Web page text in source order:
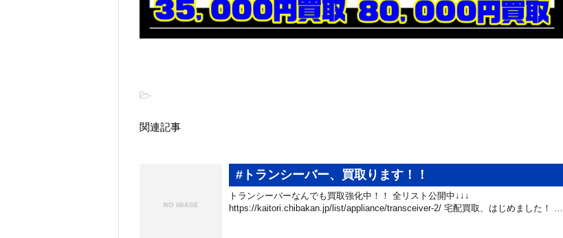
-
関連記事
#トランシーバー、買取ります！！
トランシーバーなんでも買取強化中！！ 全リスト公開中↓↓↓
https://kaitori.chibakan.jp/list/appliance/transceiver-2/ 宅配買取、はじめました！ …